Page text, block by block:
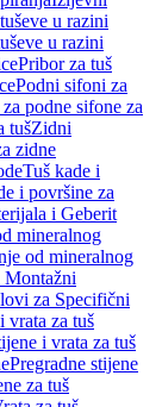
u razini
u razini
Pribor za tuš
Podni sifoni za
podne sifone za
tušZidni
zidne
Tuš kade i
i površine za
i Geberit
mineralnog
od mineralnog
za Specifični
vrata za tuš
i vrata za tuš
Pregradne stijene
za tuš